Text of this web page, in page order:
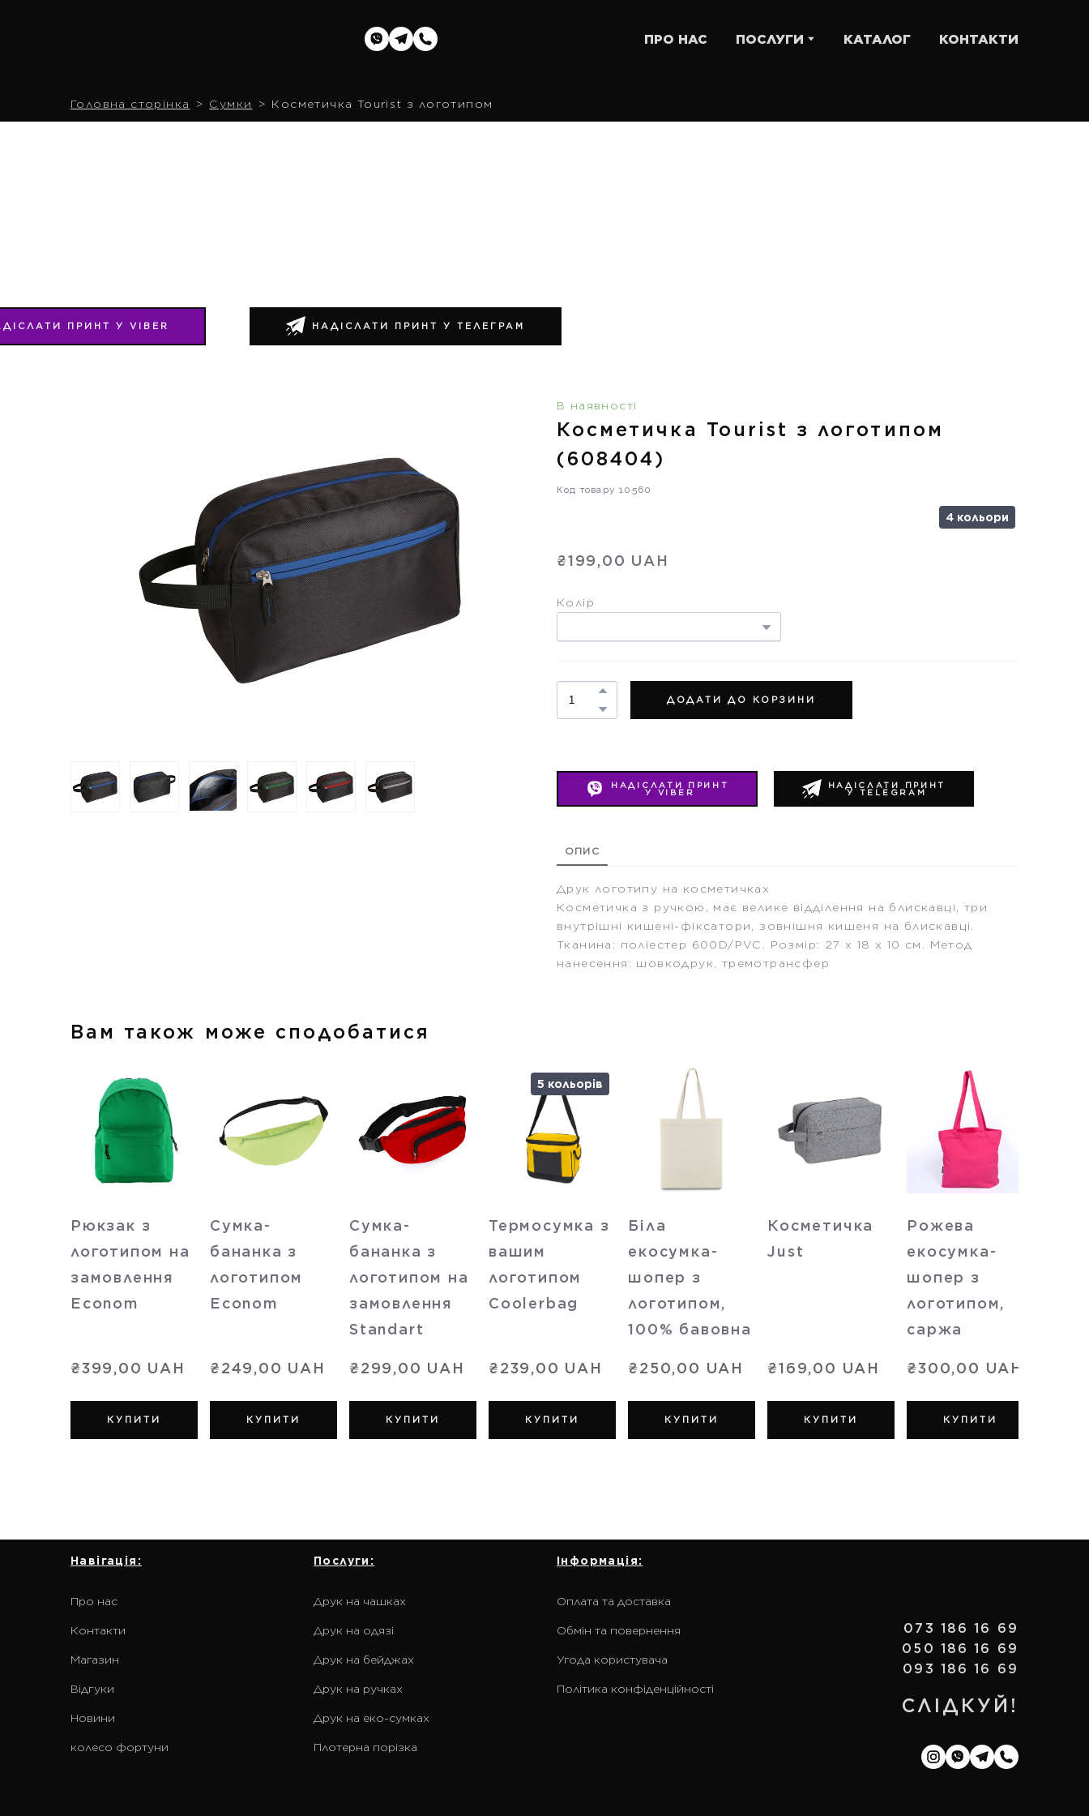
ПРО НАС ПОСЛУГИ КАТАЛОГ КОНТАКТИ
Головна сторінка Сумки Косметичка Tourist з логотипом
ПРИНТ У VIBER НАДІСЛАТИ ПРИНТ У ТЕЛЕГРАМ
В наявності
Косметичка Tourist з логотипом
(608404)
Код товару 10560
4 кольори
₴199,00 UAH
Колір
ДОДАТИ ДО КОРЗИНИ
НАДІСЛАТИ ПРИНТ
У VIBER
НАДІСЛАТИ ПРИНТ
У TELEGRAM
ОПИС
Друк логотипу на косметичках
Косметичка з ручкою, має велике відділення на блискавці, три
внутрішні кишені-фіксатори, зовнішня кишеня на блискавці.
Тканина: поліестер 600D/PVC. Розмір: 27 х 18 х 10 см. Метод
нанесення: шовкодрук, тремотрансфер
Вам також може сподобатися
Рюкзак з
логотипом на
замовлення
Econom
₴399,00 UAH
КУПИТИ
Сумка-
бананка з
логотипом
Econom
₴249,00 UAH
КУПИТИ
Сумка-
бананка з
логотипом на
замовлення
Standart
₴299,00 UAH
КУПИТИ
5 кольорів
Термосумка з
вашим
логотипом
Coolerbag
₴239,00 UAH
КУПИТИ
Біла
екосумка-
шопер з
логотипом,
100% бавовна
₴250,00 UAH
КУПИТИ
Косметичка
Just
₴169,00 UAH
КУПИТИ
Рожева
екосумка-
шопер з
логотипом,
саржа
₴300,00 UAH
КУПИТИ
Навігація:
Про нас
Контакти
Магазин
Відгуки
Новини
колесо фортуни
Послуги:
Друк на чашках
Друк на одязі
Друк на бейджах
Друк на ручках
Друк на еко-сумках
Плотерна порізка
Інформація:
Оплата та доставка
Обмін та повернення
Угода користувача
Політика конфіденційності
073 186 16 69
050 186 16 69
093 186 16 69
СЛІДКУЙ!